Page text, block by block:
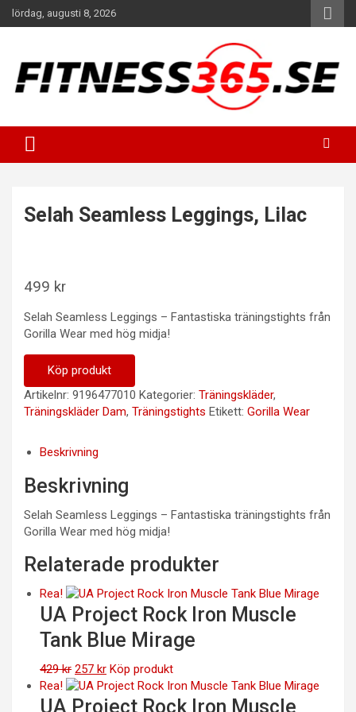
Hoppa
till
lördag, augusti 8, 2026
FITNESS365
Selah Seamless Leggings, Lilac
499 kr
Selah Seamless Leggings – Fantastiska träningstights från
Gorilla Wear med hög midja!
Köp produkt
Artikelnr: 9196477010 Kategorier: Träningskläder,
Träningskläder Dam, Träningstights Etikett: Gorilla Wear
Beskrivning
Beskrivning
Selah Seamless Leggings – Fantastiska träningstights från
Gorilla Wear med hög midja!
Relaterade produkter
Rea!
UA Project Rock Iron Muscle
Tank Blue Mirage
429kr Det
ursprungliga
priset
257 krDet
nuvarande
priset
Köp produkt
Rea!
UA Project Rock Iron Muscle